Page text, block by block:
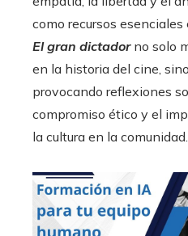
como recursos
El gran dictador no solo
en la historia del cine,
provocando reflexiones
compromiso ético y el
la cultura en la comunidad.